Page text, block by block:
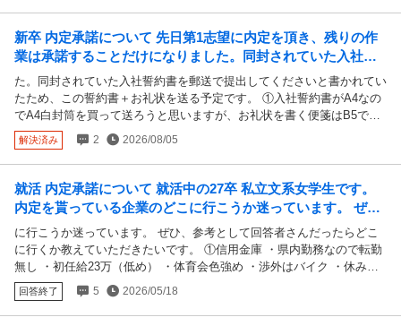
でご意見お願いします。
この場合、内定承諾で勤務地も考慮していただいたのに後日辞退なんて
ことはしても大丈夫なのでしょうか...？もちろんモラル的に良くないと
いうことは重々承知です。ただ、相手に気をつかうために自分の大事な
選択肢を狭めるのもなと思い悩んでいます。 ちなみにA社の最終面接で
は第1希望であるとお伝えしており、もし後から辞退するのは余計良く
ないのかなとも思ってしまいます...。 経験者の方や詳しい方、よけれ
ば教えてくださいm(_ _)m
新卒 内定承諾について 先日第1志望に内定を頂き、残りの作
業は承諾することだけになりました。同封されていた入社誓
約書を郵送で提出してくださいと書かれていたため、この誓
約書＋お礼状を送る予定です。
た。同封されていた入社誓約書を郵送で提出してくださいと書かれてい
たため、この誓約書＋お礼状を送る予定です。 ①入社誓約書がA4なの
でA4白封筒を買って送ろうと思いますが、お礼状を書く便箋はB5でも
大丈夫ですか？ ②封筒の中に使うクリアファイルは、実際郵送されて
きた書類に使われていたクリアファイル(普通の無地のものです)をその
まま再利用して送って大丈夫ですか？ ③その他絶対に気を付けないと
いけないことなど何かあれば教えていただけると助かります よろしく
お願いいたします。
解決済み 2 2026/08/05
就活 内定承諾について 就活中の27卒 私立文系女学生です。
内定を貰っている企業のどこに行こうか迷っています。 ぜ
ひ、参考として回答者さんだったらどこ...
に行こうか迷っています。 ぜひ、参考として回答者さんだったらどこ
に行くか教えていただきたいです。 ①信用金庫 ・県内勤務なので転勤
無し ・初任給23万（低め） ・体育会色強め ・渉外はバイク ・休みは
取りやすい（1週間連続取れる） ・住宅手当薄い ②物作りメーカー ・
転勤あり（東京、大阪など都市部） ・初任給26万 ・理系色強め ・福利
厚生は手厚い（社宅借り上げなど） ・女性少ない ③銀行 ・会社の雰囲
回答終了 5 2026/05/18